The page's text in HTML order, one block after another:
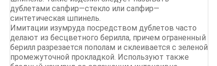
дублетами сапфир—стекло или сапфир—
синтетическая шпинель.
Имитации изумруда посредством дублетов часто
делают из бесцветного берилла, причем ограненный
берилл разрезается пополам и склеивается с зеленой
промежуточной прокладкой. Используют также